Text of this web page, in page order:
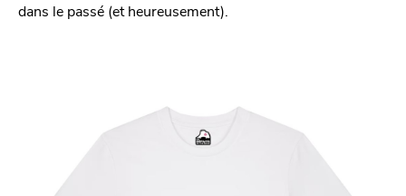
dans le passé (et heureusement).